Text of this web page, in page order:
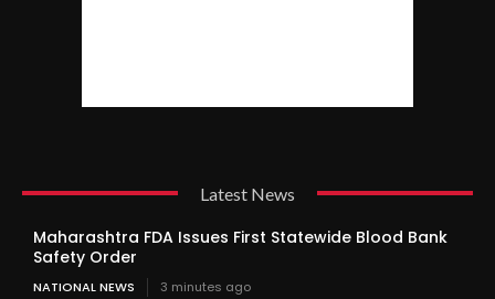
Latest News
Maharashtra FDA Issues First Statewide Blood Bank
Safety Order
NATIONAL NEWS 3 minutes ago